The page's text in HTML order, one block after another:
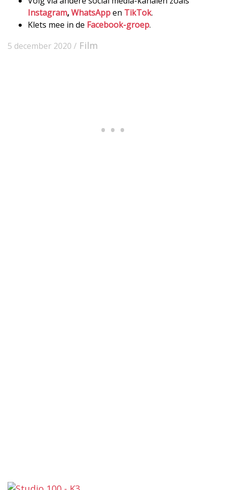
Instagram,WhatsAppen TikTok.
Klets mee in de Facebook-groep.
5 december 2020 / Film